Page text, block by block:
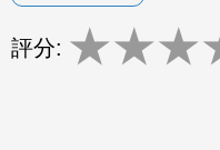
評分: ★★★